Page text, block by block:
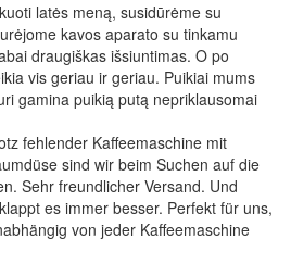
latės meną, susidūrėme su
kavos aparato su tinkamu
draugiškas išsiuntimas. O po
vis geriau ir geriau. Puikiai mums
gamina puikią putą nepriklausomai
fehlender Kaffeemaschine mit
sind wir beim Suchen auf die
Sehr freundlicher Versand. Und
es immer besser. Perfekt für uns,
von jeder Kaffeemaschine